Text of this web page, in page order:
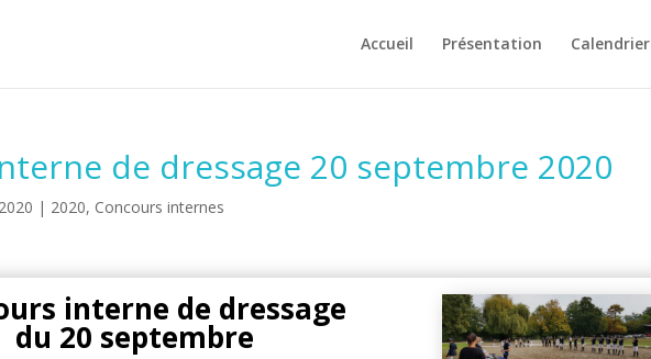
Accueil Présentation Calendrier
de dressage 20 septembre 2020
| 2020, Concours internes
interne de dressage
du 20 septembre